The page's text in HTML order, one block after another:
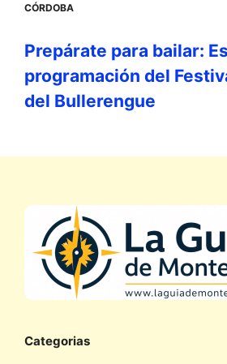
CÓRDOBA
Prepárate para bailar:
programación del
del Bullerengue
Categorias